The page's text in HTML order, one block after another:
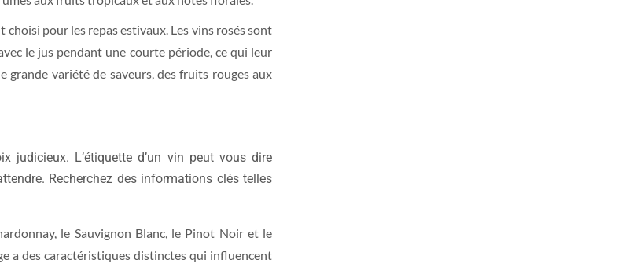
pour les repas estivaux. Les vins rosés sont
le jus pendant une courte période, ce qui leur
variété de saveurs, des fruits rouges aux
L’étiquette d’un vin peut vous dire
Recherchez des informations clés telles
le Sauvignon Blanc, le Pinot Noir et le
a des caractéristiques distinctes qui influencent